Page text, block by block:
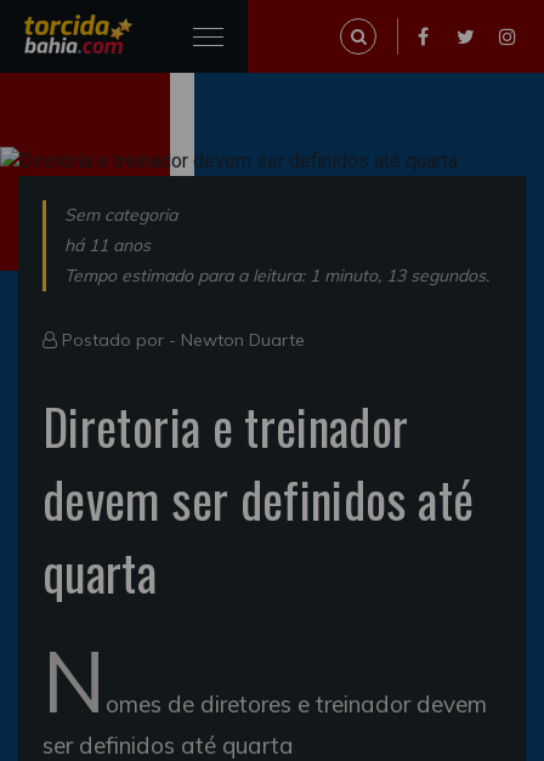
Sem categoria
há 11 anos
Tempo estimado para a leitura: 1 minuto, 13 segundos.
Postado por - Newton Duarte
Diretoria e treinador
devem ser definidos até
quarta
N omes de diretores e treinador devem
ser definidos até quarta